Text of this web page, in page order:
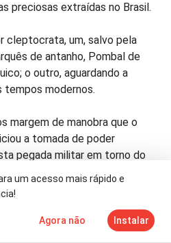
preciosas extraídas no Brasil.
cleptocrata, um, salvo pela
de antanho, Pombal de
o outro, aguardando a
tempos modernos.
margem de manobra que o
a tomada de poder
pegada militar em torno do
agora, de mais um milhar de
o rescaldo.
tal ajuda; o fragilizado poder
Mais
um acesso mais rápido e
Agora não Instalar